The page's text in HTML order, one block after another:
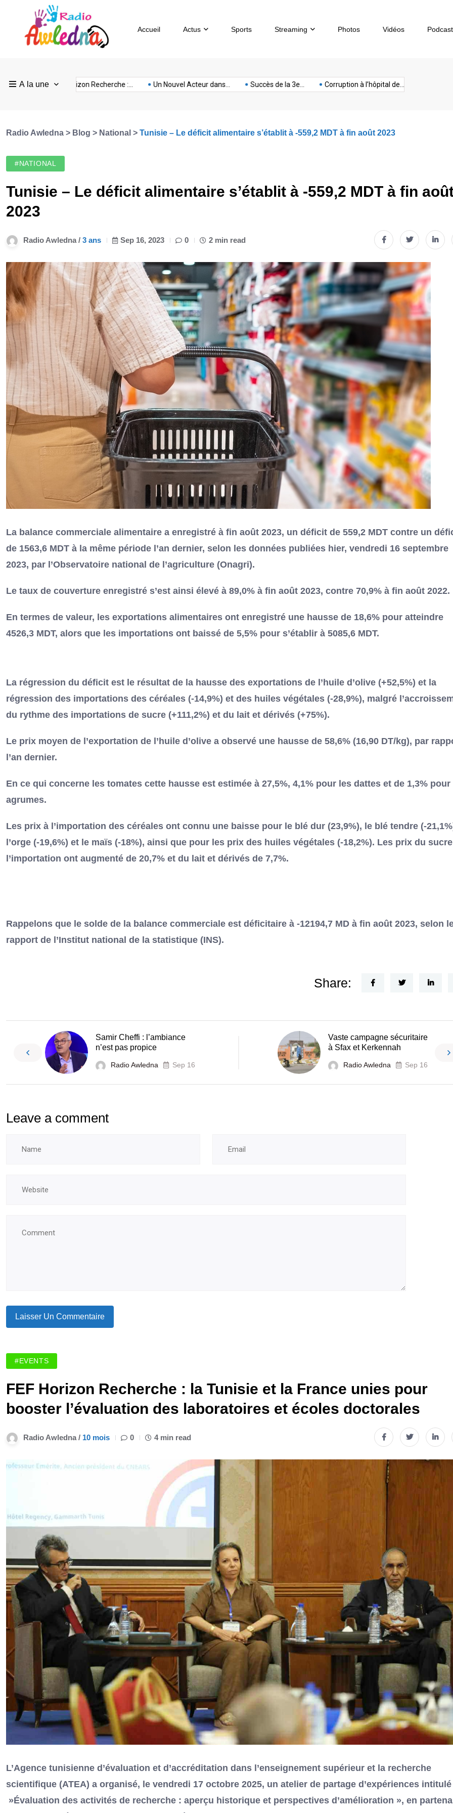
Accueil Actus Sports Streaming Photos Vidéos
A la une
:... FEF Horizon Recherche :... Un Nouvel Acteur dans... Succès de la 3e... Corruption à l’hôpital de...
nubia prison
Radio
Awledna
Realme
Sevilla
FC
Smartphone
sous-
marin
Spectacle Sport Tech terrorisme
Radio Awledna > Blog > National > Tunisie – Le déficit alimentaire s’établit à -559,2 MDT à fin août 2023
#NATIONAL
Tunisie – Le déficit alimentaire s’établit à -559,2 MDT à fin
2023
Radio Awledna / 3 ans Sep 16, 2023 0 2 min read
La balance commerciale alimentaire a enregistré à fin août 2023, un déficit de 559,2 MDT contre un
de 1563,6 MDT à la même période l’an dernier, selon les données publiées hier, vendredi 16 septembre
2023, par l’Observatoire national de l’agriculture (Onagri).
Le taux de couverture enregistré s’est ainsi élevé à 89,0% à fin août 2023, contre 70,9% à fin août 2022.
En termes de valeur, les exportations alimentaires ont enregistré une hausse de 18,6% pour atteindre
4526,3 MDT, alors que les importations ont baissé de 5,5% pour s’établir à 5085,6 MDT.
La régression du déficit est le résultat de la hausse des exportations de l’huile d’olive (+52,5%) et la
régression des importations des céréales (-14,9%) et des huiles végétales (-28,9%), malgré
du rythme des importations de sucre (+111,2%) et du lait et dérivés (+75%).
Le prix moyen de l’exportation de l’huile d’olive a observé une hausse de 58,6% (16,90 DT/kg), par
l’an dernier.
En ce qui concerne les tomates cette hausse est estimée à 27,5%, 4,1% pour les dattes et de 1,3% pour
agrumes.
Les prix à l’importation des céréales ont connu une baisse pour le blé dur (23,9%), le blé tendre (-
l’orge (-19,6%) et le maïs (-18%), ainsi que pour les prix des huiles végétales (-18,2%). Les prix du
l’importation ont augmenté de 20,7% et du lait et dérivés de 7,7%.
Rappelons que le solde de la balance commerciale est déficitaire à -12194,7 MD à fin août 2023, selon
rapport de l’Institut national de la statistique (INS).
Share:
Samir Cheffi : l’ambiance
n’est pas propice
Radio Awledna Sep 16
Vaste campagne sécuritaire
à Sfax et Kerkennah
Radio Awledna Sep 16
Leave a comment
#EVENTS
FEF Horizon Recherche : la Tunisie et la France unies pour
booster l’évaluation des laboratoires et écoles doctorales
Radio Awledna / 10 mois 0 4 min read
L’Agence tunisienne d’évaluation et d’accréditation dans l’enseignement supérieur et la recherche
scientifique (ATEA) a organisé, le vendredi 17 octobre 2025, un atelier de partage d’expériences
»Évaluation des activités de recherche : aperçu historique et perspectives d’amélioration », en